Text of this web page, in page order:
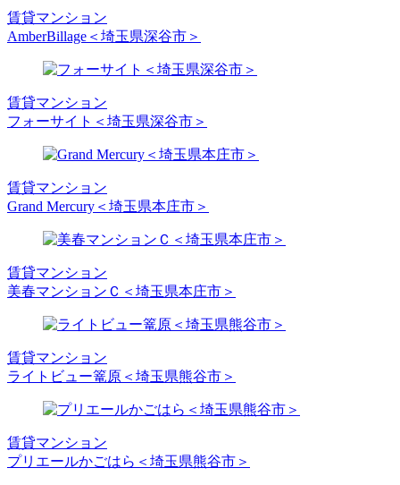
賃貸マンション
AmberBillage＜埼玉県深谷市＞
賃貸マンション
フォーサイト＜埼玉県深谷市＞
賃貸マンション
Grand Mercury＜埼玉県本庄市＞
賃貸マンション
美春マンションＣ＜埼玉県本庄市＞
賃貸マンション
ライトビュー篭原＜埼玉県熊谷市＞
賃貸マンション
プリエールかごはら＜埼玉県熊谷市＞